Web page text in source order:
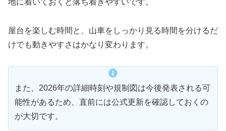
地に着いておくと落ち着きやすいです。
屋台を楽しむ時間と、山車をしっかり見る時間を分けるだ
けでも動きやすさはかなり変わります。
また、2026年の詳細時刻や規制図は今後発表される可
能性があるため、直前には公式更新を確認しておくの
が大切です。